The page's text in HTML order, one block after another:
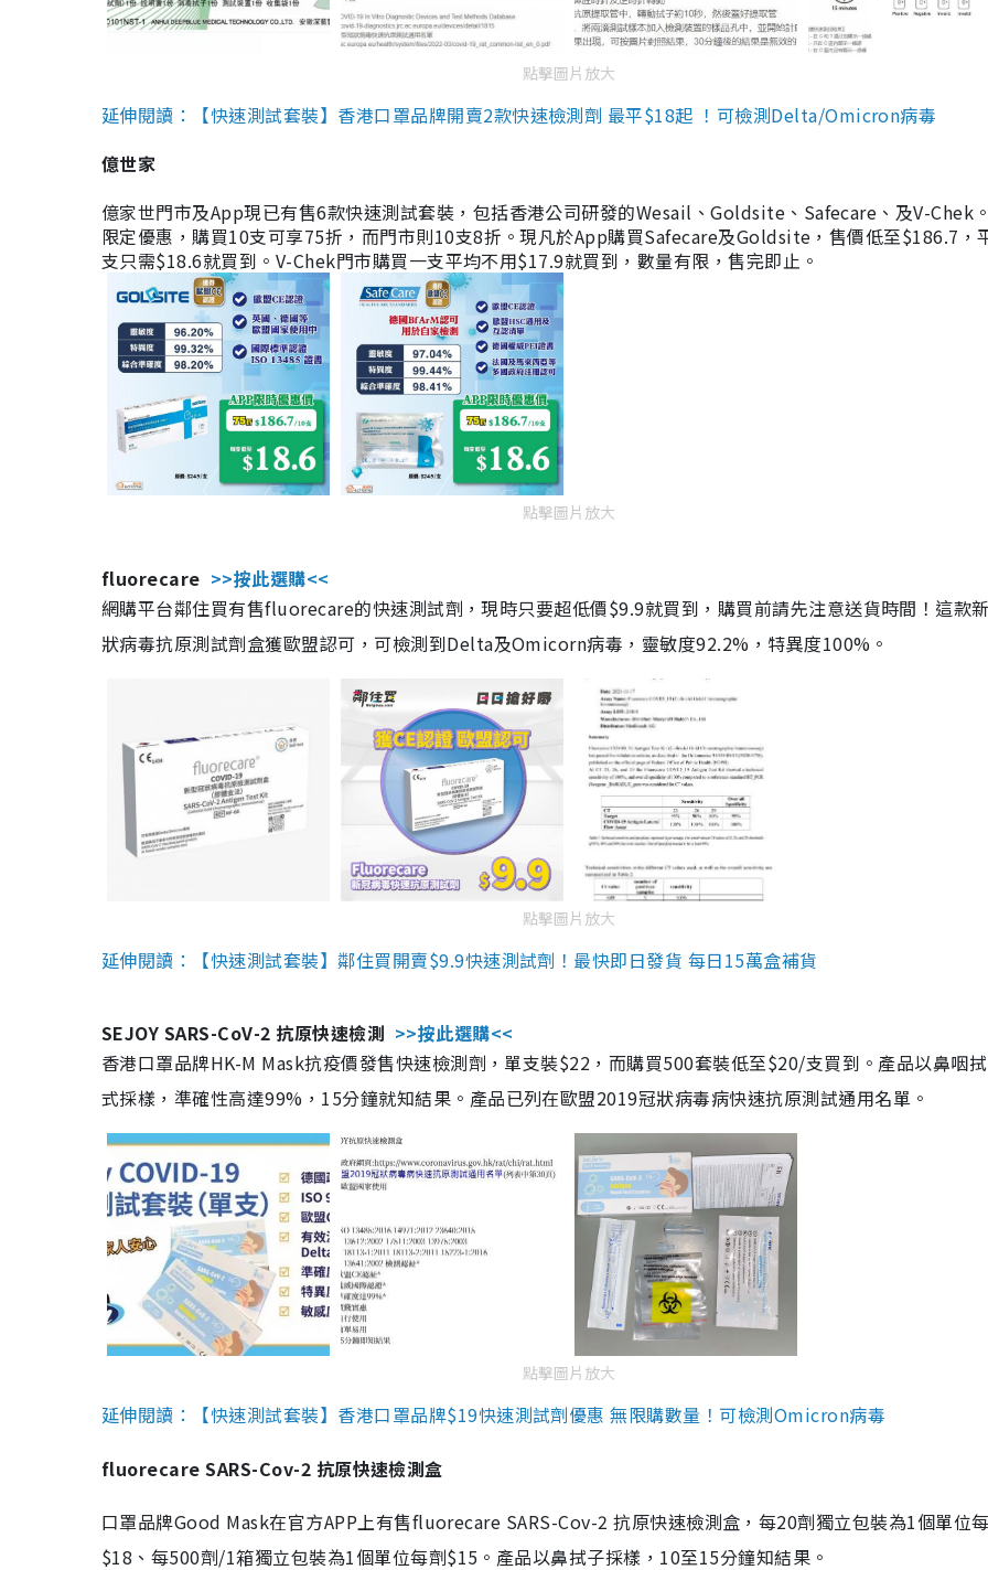
點擊圖片放大
延伸閱讀：【快速測試套裝】香港口罩品牌開賣2款快速檢測劑 最平$18起 ！可檢測Delta/Omicron病毒
億世家
億家世門市及App現已有售6款快速測試套裝，包括香港公司研發的Wesail、Goldsite、Safecare、及V-Chek
限定優惠，購買10支可享75折，而門市則10支8折。現凡於App購買Safecare及Goldsite，售價低至$186.7，
支只需$18.6就買到。V-Chek門市購買一支平均不用$17.9就買到，數量有限，售完即止。
點擊圖片放大
fluorecare >>按此選購<<
網購平台鄰住買有售fluorecare的快速測試劑，現時只要超低價$9.9就買到，購買前請先注意送貨時間！這款
狀病毒抗原測試劑盒獲歐盟認可，可檢測到Delta及Omicorn病毒，靈敏度92.2%，特異度100%。
點擊圖片放大
延伸閱讀：【快速測試套裝】鄰住買開賣$9.9快速測試劑！最快即日發貨 每日15萬盒補貨
SEJOY SARS-CoV-2 抗原快速檢測 >>按此選購<<
香港口罩品牌HK-M Mask抗疫價發售快速檢測劑，單支裝$22，而購買500套裝低至$20/支買到。產品以鼻咽
式採樣，準確性高達99%，15分鐘就知結果。產品已列在歐盟2019冠狀病毒病快速抗原測試通用名單。
點擊圖片放大
延伸閱讀：【快速測試套裝】香港口罩品牌$19快速測試劑優惠 無限購數量！可檢測Omicron病毒
fluorecare SARS-Cov-2 抗原快速檢測盒
口罩品牌Good Mask在官方APP上有售fluorecare SARS-Cov-2 抗原快速檢測盒，每20劑獨立包裝為1個單位
$18、每500劑/1箱獨立包裝為1個單位每劑$15。產品以鼻拭子採樣，10至15分鐘知結果。